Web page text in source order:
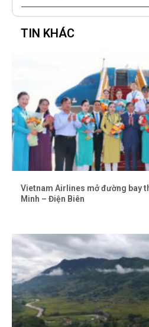
TIN KHÁC
Vietnam Airlines mở đường bay
Minh – Điện Biên